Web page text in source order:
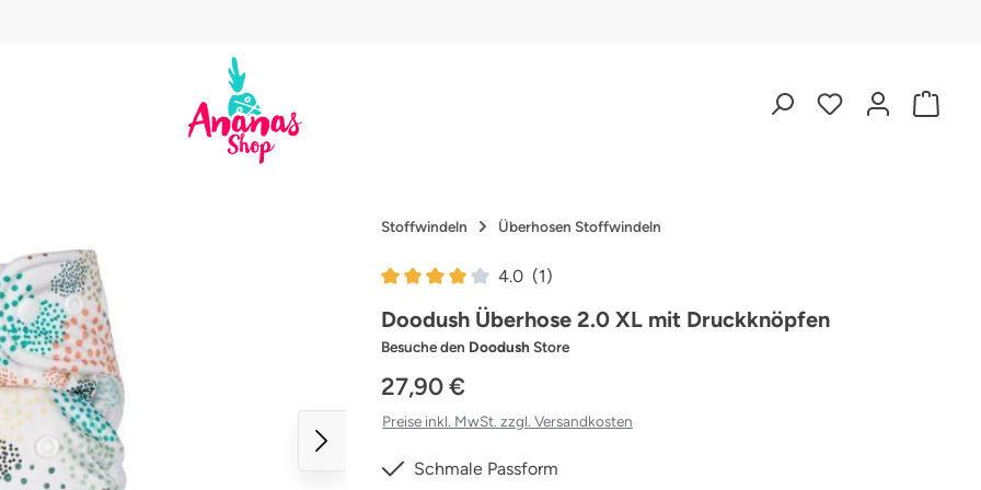
Stoffwindeln Überhosen Stoffwindeln
Durchschnittliche Bewertung von 4 von 5 Sternen
4.0 (1)
Doodush Überhose 2.0 XL mit Druckknöpfen
Besuche den Doodush Store
27,90 €
Preise inkl. MwSt. zzgl. Versandkosten
Schmale Passform